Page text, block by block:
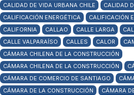
CALIDAD DE VIDA URBANA CHILE
CALIDAD
CALIFICACIÓN ENERGÉTICA
CALIFICACIÓN
CALIFORNIA
CALLAO CALLE LARGA
CALLE VALPARAÍSO
CALLES CALOR
CÁMARA CHILENA DE LA CONSTRUCCIÓN
CÁMARA CHILENA DE LA CONSTRUCCIÓN
CÁMARA DE COMERCIO DE SANTIAGO
CÁMARA DE LA CONSTRUCCIÓN
CÁMARA